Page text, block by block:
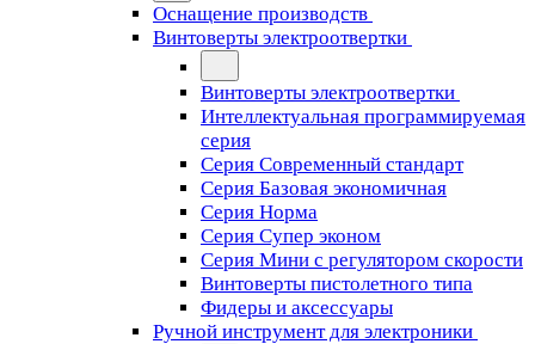
Оснащение производств
Винтоверты электроотвертки
Винтоверты электроотвертки
Интеллектуальная программируемая
серия
Серия Современный стандарт
Серия Базовая экономичная
Серия Норма
Серия Cупер эконом
Серия Мини с регулятором скорости
Винтоверты пистолетного типа
Фидеры и аксессуары
Ручной инструмент для электроники